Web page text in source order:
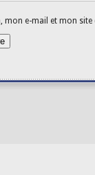
mon e-mail et mon